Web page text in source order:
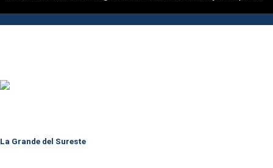
La Grande del Sureste